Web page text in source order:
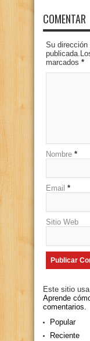
COMENTAR
Su dirección
marcados *
Nombre *
Email *
Sitio Web
Este sitio
Aprende
comentarios.
Popular
Reciente